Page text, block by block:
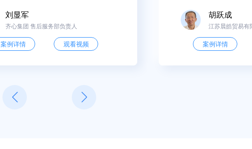
刘显军
齐心集团 售后服务部负责人
案例详情 观看视频
胡跃成
江苏晨皓贸易有
案例详情